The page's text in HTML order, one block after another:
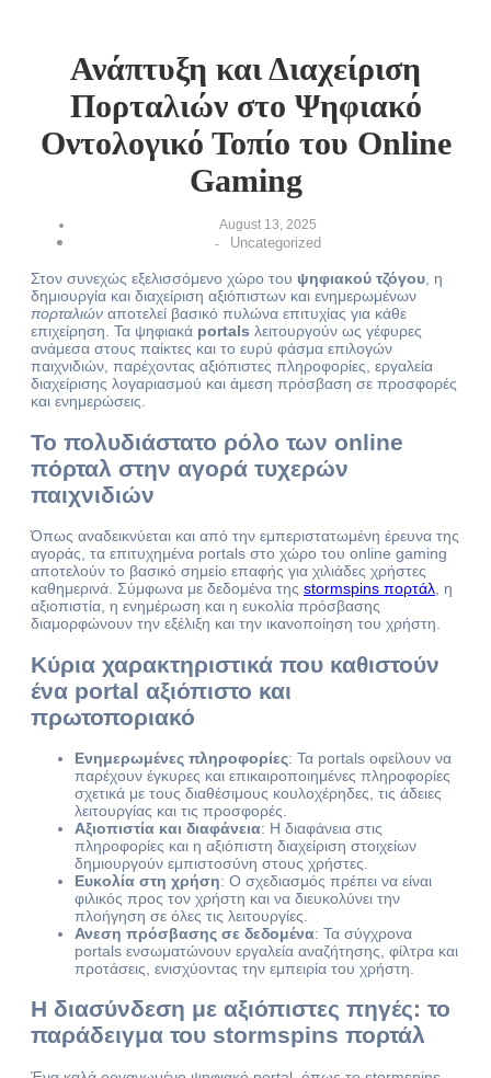
Ανάπτυξη και Διαχείριση
Πορταλιών στο Ψηφιακό
Οντολογικό Τοπίο του Online
Gaming
August 13, 2025
-
Uncategorized
Στον συνεχώς εξελισσόμενο χώρο του ψηφιακού τζόγου, η
δημιουργία και διαχείριση αξιόπιστων και ενημερωμένων
πορταλιών αποτελεί βασικό πυλώνα επιτυχίας για κάθε
επιχείρηση. Τα ψηφιακά portals λειτουργούν ως γέφυρες
ανάμεσα στους παίκτες και το ευρύ φάσμα επιλογών
παιχνιδιών, παρέχοντας αξιόπιστες πληροφορίες, εργαλεία
διαχείρισης λογαριασμού και άμεση πρόσβαση σε προσφορές
και ενημερώσεις.
Το πολυδιάστατο ρόλο των online
πόρταλ στην αγορά τυχερών
παιχνιδιών
Όπως αναδεικνύεται και από την εμπεριστατωμένη έρευνα της
αγοράς, τα επιτυχημένα portals στο χώρο του online gaming
αποτελούν το βασικό σημείο επαφής για χιλιάδες χρήστες
καθημερινά. Σύμφωνα με δεδομένα της stormspins πορτάλ , η
αξιοπιστία, η ενημέρωση και η ευκολία πρόσβασης
διαμορφώνουν την εξέλιξη και την ικανοποίηση του χρήστη.
Κύρια χαρακτηριστικά που καθιστούν
ένα portal αξιόπιστο και
πρωτοποριακό
Ενημερωμένες πληροφορίες: Τα portals οφείλουν να
παρέχουν έγκυρες και επικαιροποιημένες πληροφορίες
σχετικά με τους διαθέσιμους κουλοχέρηδες, τις άδειες
λειτουργίας και τις προσφορές.
Αξιοπιστία και διαφάνεια: Η διαφάνεια στις
πληροφορίες και η αξιόπιστη διαχείριση στοιχείων
δημιουργούν εμπιστοσύνη στους χρήστες.
Ευκολία στη χρήση: Ο σχεδιασμός πρέπει να είναι
φιλικός προς τον χρήστη και να διευκολύνει την
πλοήγηση σε όλες τις λειτουργίες.
Ανεση πρόσβασης σε δεδομένα: Τα σύγχρονα
portals ενσωματώνουν εργαλεία αναζήτησης, φίλτρα και
προτάσεις, ενισχύοντας την εμπειρία του χρήστη.
Η διασύνδεση με αξιόπιστες πηγές: το
παράδειγμα του stormspins πορτάλ